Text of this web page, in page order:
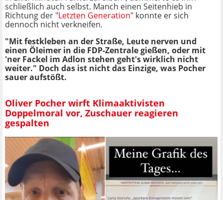
schließlich auch selbst. Manch einen Seitenhieb in
Richtung der "Letzten Generation" konnte er sich
dennoch nicht verkneifen.
"Mit festkleben an der Straße, Leute nerven und
einen Öleimer in die FDP-Zentrale gießen, oder mit
'ner Fackel im Adlon stehen geht's wirklich nicht
weiter." Doch das ist nicht das Einzige, was Pocher
sauer aufstößt.
Oliver Pocher wirft Klimaaktivisten
Doppelmoral vor, Zuschauer reagieren
gespalten